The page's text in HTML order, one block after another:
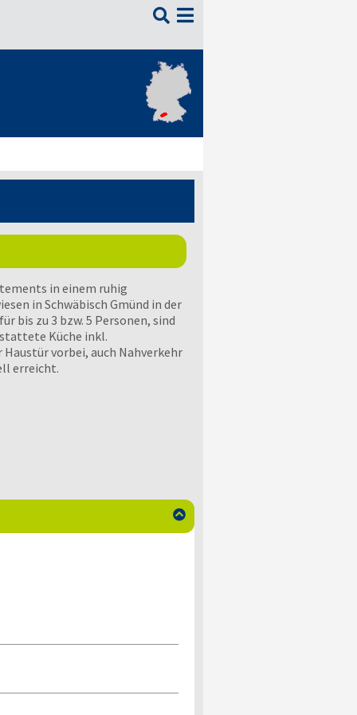

in einem ruhig
in Schwäbisch Gmünd in der
bis zu 3 bzw. 5 Personen, sind
Küche inkl.
vorbei, auch Nahverkehr
erreicht.
